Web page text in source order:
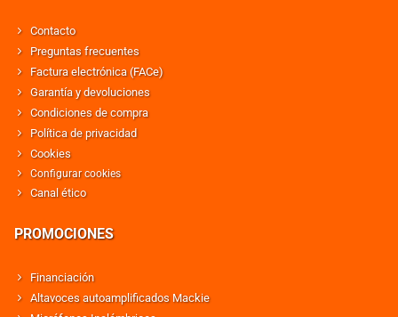
Contacto
Preguntas frecuentes
Factura electrónica (FACe)
Garantía y devoluciones
Condiciones de compra
Política de privacidad
Cookies
Configurar cookies
Canal ético
PROMOCIONES
Financiación
Altavoces autoamplificados Mackie